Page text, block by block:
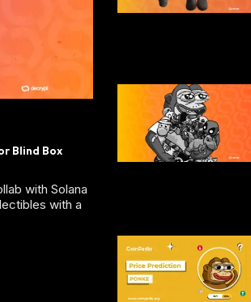
Blind Box
with Solana
with a